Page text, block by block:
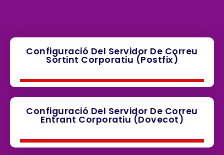
Configuració Del Servidor De Correu
Sortint Corporatiu (postfix)
Configuració Del Servidor De Correu
Entrant Corporatiu (dovecot)